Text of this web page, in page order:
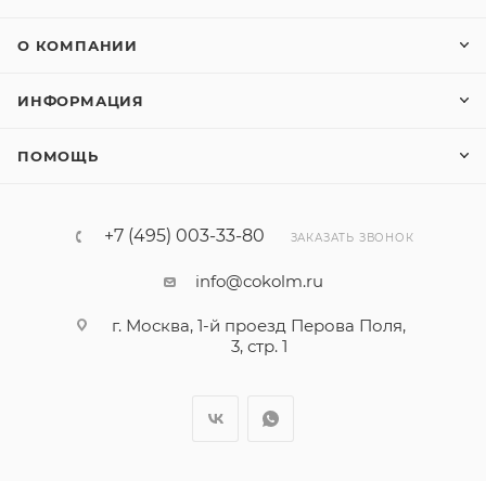
О КОМПАНИИ
ИНФОРМАЦИЯ
ПОМОЩЬ
+7 (495) 003-33-80 ЗАКАЗАТЬ ЗВОНОК
info@cokolm.ru
г. Москва, 1-й проезд Перова Поля,
3, стр. 1